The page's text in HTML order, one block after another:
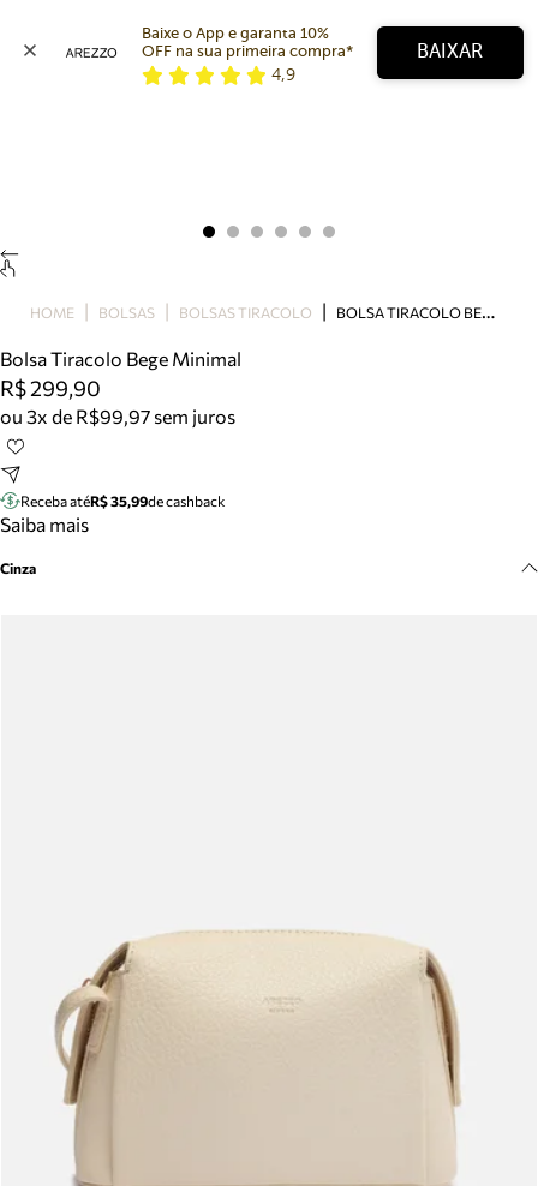
Bolsa
Tamanco
Tênis
Mule
Tire dúvidas sobre pedidos, devoluções e mais.
Baixe o App e garanta 10%
OFF na sua primeira compra*
4,9
BAIXAR
HOME BOLSAS BOLSAS TIRACOLO B
OLSA TIRACOLO BEGE MINIMAL
Bolsa Tiracolo Bege Minimal
R$ 299,90
ou 3x de R$99,97 sem juros
Receba atéR$ 35,99de cashback
Saiba mais
Cinza